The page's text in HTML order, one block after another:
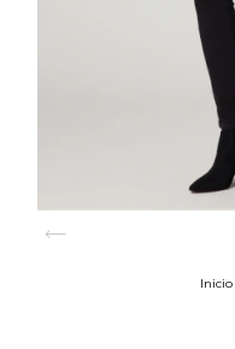
Inicio